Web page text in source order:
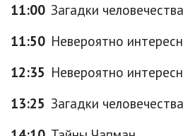
11:00 Загадки человечества
11:50 Невероятно
12:35 Невероятно
13:25 Загадки человечества